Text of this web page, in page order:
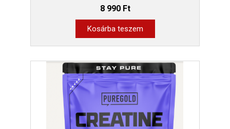
8 990 Ft
Kosárba teszem